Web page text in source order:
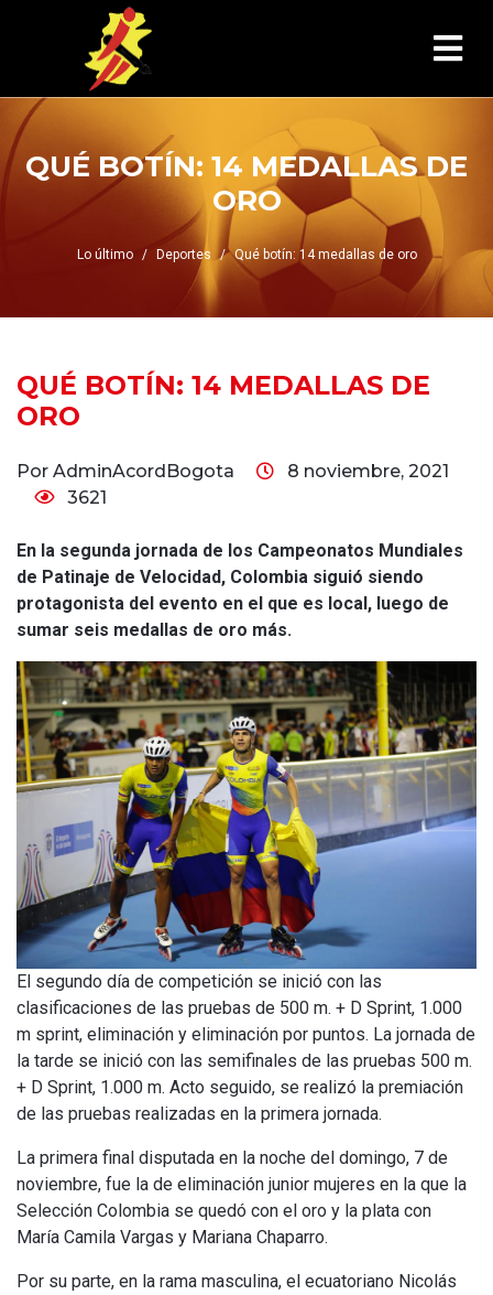
QUÉ BOTÍN: 14 MEDALLAS DE
ORO
Lo último Deportes Qué botín: 14 medallas de oro
QUÉ BOTÍN: 14 MEDALLAS DE
ORO
Por AdminAcordBogota
8 noviembre, 2021
3621
En la segunda jornada de los Campeonatos Mundiales
de Patinaje de Velocidad, Colombia siguió siendo
protagonista del evento en el que es local, luego de
sumar seis medallas de oro más.
El segundo día de competición se inició con las
clasificaciones de las pruebas de 500 m. + D Sprint, 1.000
m sprint, eliminación y eliminación por puntos. La jornada de
la tarde se inició con las semifinales de las pruebas 500 m.
+ D Sprint, 1.000 m. Acto seguido, se realizó la premiación
de las pruebas realizadas en la primera jornada.
La primera final disputada en la noche del domingo, 7 de
noviembre, fue la de eliminación junior mujeres en la que la
Selección Colombia se quedó con el oro y la plata con
María Camila Vargas y Mariana Chaparro.
Por su parte, en la rama masculina, el ecuatoriano Nicolás